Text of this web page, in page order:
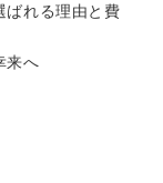
ばれる理由と費
来へ